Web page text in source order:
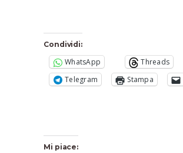
Condividi:
WhatsApp
Threads
Telegram
Stampa
Mi piace: